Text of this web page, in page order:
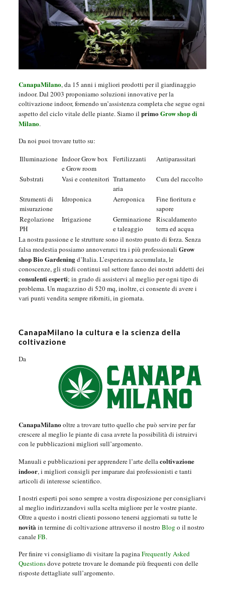
CanapaMilano, da 15 anni i migliori prodotti per il giardinaggio
indoor. Dal 2003 proponiamo soluzioni innovative per la
coltivazione indoor, fornendo un’assistenza completa che segue ogni
aspetto del ciclo vitale delle piante. Siamo il primo Grow shop di
Milano.
Da noi puoi trovare tutto su:
Illuminazione Indoor Grow box
e Grow room
Fertilizzanti Antiparassitari
Substrati Vasi e contenitori Trattamento
aria
Cura del raccolto
Strumenti di
misurazione
Idroponica Aeroponica
Fine fioritura e
sapore
Regolazione
PH
Irrigazione
Germinazione
e taleaggio
Riscaldamento
terra ed acqua
La nostra passione e le strutture sono il nostro punto di forza. Senza
falsa modestia possiamo annoverarci tra i più professionali Grow
shop Bio Gardeningd’Italia. L’esperienza accumulata, le
conoscenze, gli studi continui sul settore fanno dei nostri addetti dei
consulenti esperti; in grado di assistervi al meglio per ogni tipo di
problema. Un magazzino di 520 mq, inoltre, ci consente di avere i
vari punti vendita sempre riforniti, in giornata.
CanapaMilano la cultura e la scienza della
coltivazione
Da
CanapaMilano oltre a trovare tutto quello che può servire per far
crescere al meglio le piante di casa avrete la possibilità di istruirvi
con le pubblicazioni migliori sull’argomento.
Manuali e pubblicazioni per apprendere l’arte dellacoltivazione
indoor, i migliori consigli per imparare dai professionisti e tanti
articoli di interesse scientifico.
I nostri esperti poi sono sempre a vostra disposizione per consigliarvi
al meglio indirizzandovi sulla scelta migliore per le vostre piante.
Oltre a questo i nostri clienti possono tenersi aggiornati su tutte le
novitàin termine di coltivazione attraverso il nostro Blog o il nostro
canaleFB.
Per finire vi consigliamo di visitare la paginaFrequently Asked
Questionsdove potrete trovare le domande più frequenti con delle
risposte dettagliate sull’argomento.